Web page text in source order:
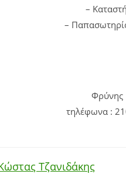
–
–
Φρύνης
τηλέφωνα :
Τζανιδάκης